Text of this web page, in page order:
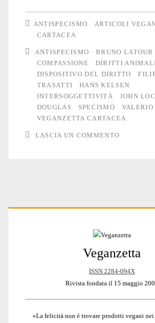
Diritti
animali
e
compassione
(3)
ANTISPECISMO
ARTICOLI
CARTACEA
ANTISPECISMO
BRUNO LATOUR
COMPASSIONE
DIRITTI
DISPOSITIVO DEL DIRITTO
TRASATTI
HANS KELSEN
INTERSOGGETTIVITÀ
JOHN
DOUGLAS
SPECISMO
VALERIO
VEGANZETTA CARTACEA
LASCIA UN COMMENTO
Primary
Veganzetta
ISSN 2284-094X
Rivista fondata il 15 maggio
«La felicità non è trovare prodotti vegani nei